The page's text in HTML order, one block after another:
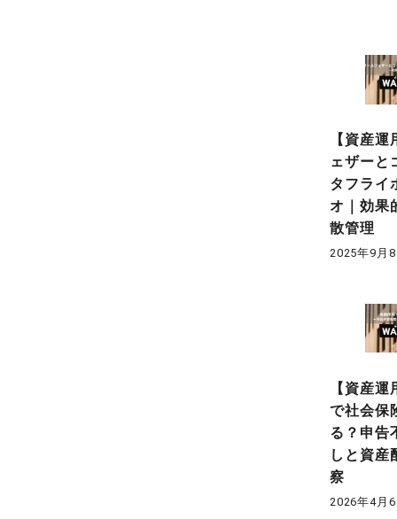
【資産
ェザーと
タフライ
オ｜効果
散管理
2025年9月
【資産
で社会保
る？申告
しと資産
察
2026年4月